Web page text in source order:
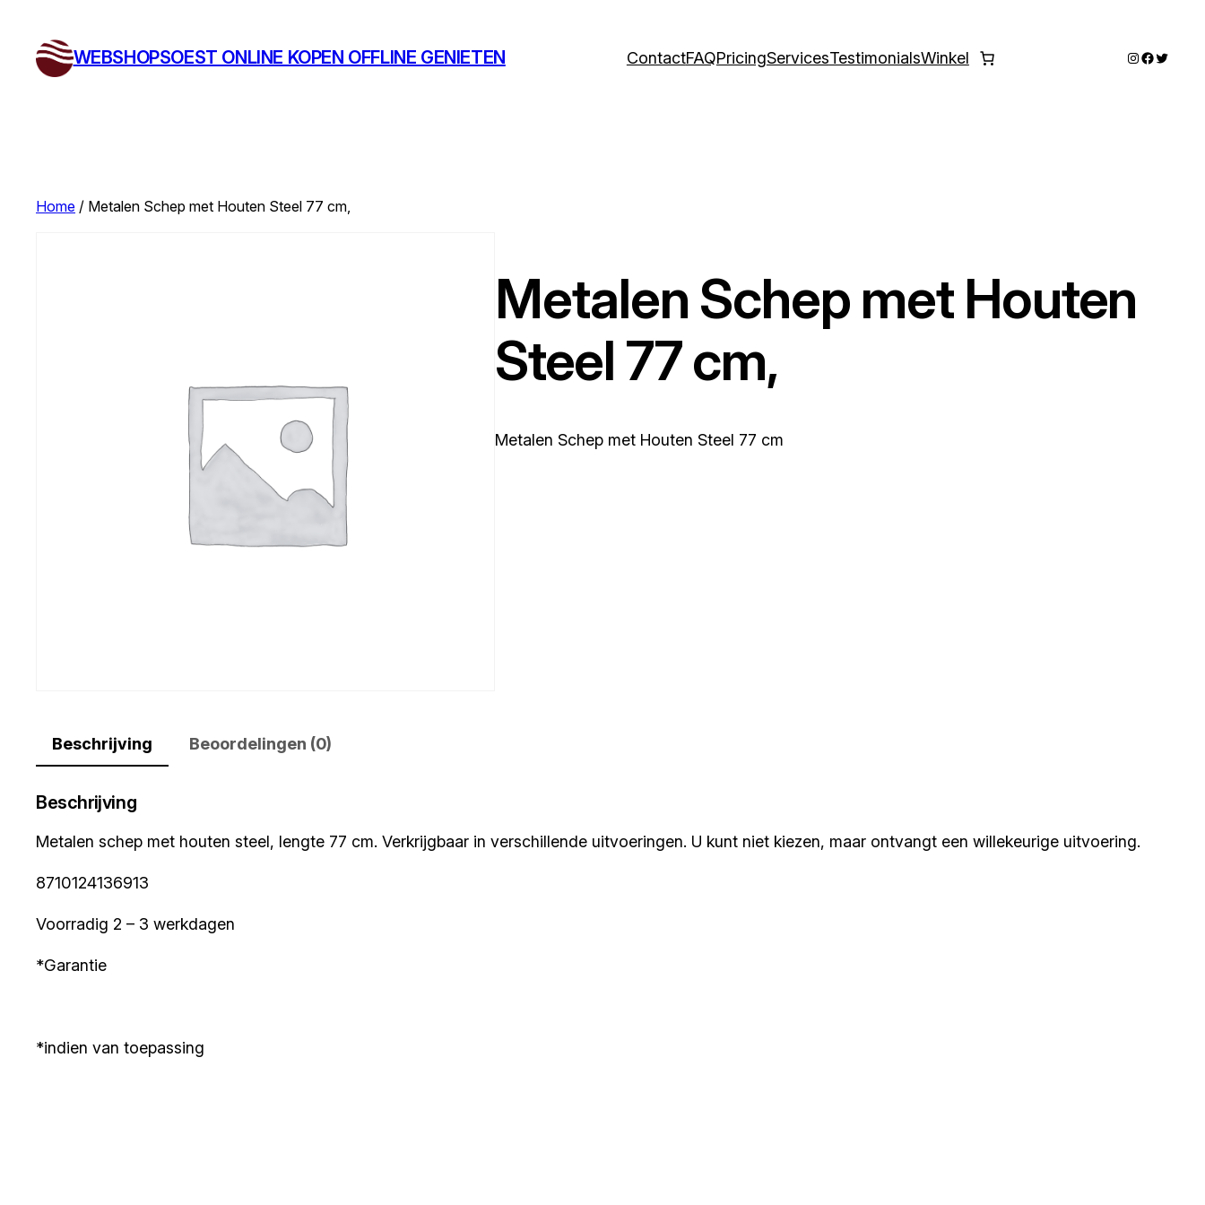
WEBSHOPSOEST ONLINE KOPEN OFFLINE GENIETEN ContactFAQPricingServicesTestimonialsWinkel Instagram
Twitter
Home / Metalen Schep met Houten Steel 77 cm,
Metalen Schep met Houten
Steel 77 cm,
Metalen Schep met Houten Steel 77 cm
Beschrijving Beoordelingen (0)
Beschrijving
Metalen schep met houten steel, lengte 77 cm. Verkrijgbaar in verschillende uitvoeringen. U kunt niet kiezen, maar ontvangt een willekeurige uitvoering.
8710124136913
Voorradig 2 – 3 werkdagen
*Garantie
*indien van toepassing